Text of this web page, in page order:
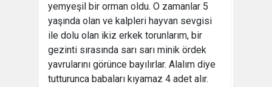
yemyeşil bir orman oldu. O zamanlar 5
yaşında olan ve kalpleri hayvan sevgisi
ile dolu olan ikiz erkek torunlarım, bir
gezinti sırasında sarı sarı minik ördek
yavrularını görünce bayılırlar. Alalım diye
tutturunca babaları kıyamaz 4 adet alır.